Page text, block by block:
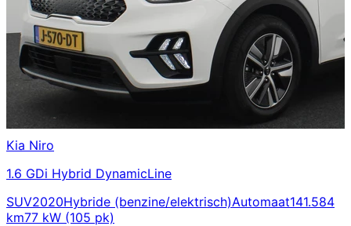
Kia Niro
1.6 GDi Hybrid DynamicLine
SUV2020Hybride (benzine/elektrisch)Automaat141.584
km77 kW (105 pk)